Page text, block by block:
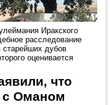
Иракского
расследование
старейших дубов
оценивается
что
с Оманом